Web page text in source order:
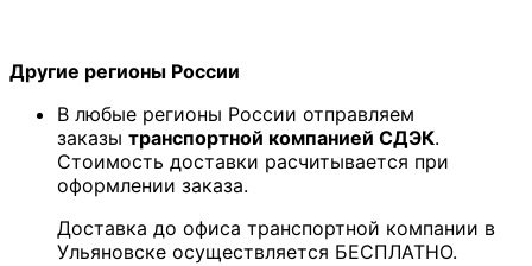
Другие регионы России
В любые регионы России отправляем
заказы транспортной компанией СДЭК.
Стоимость доставки расчитывается при
оформлении заказа.
Доставка до офиса транспортной компании в
Ульяновске осуществляется БЕСПЛАТНО.